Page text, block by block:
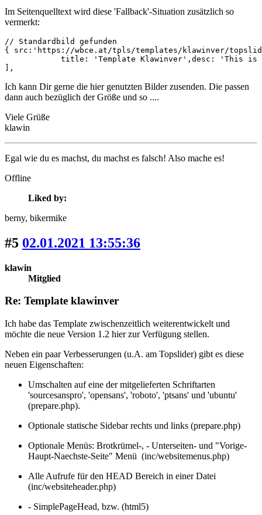
Im Seitenquelltext wird diese 'Fallback'-Situation zusätzlich so
vermerkt:
// Standardbild gefunden
{ src:'https://wbce.at/tpls/templates/klawinver/
title: 'Template Klawinver',desc: 'This
],
Ich kann Dir gerne die hier genutzten Bilder zusenden. Die passen
dann auch bezüglich der Größe und so ....
Viele Grüße
klawin
Egal wie du es machst, du machst es falsch! Also mache es!
Offline
Liked by:
berny, bikermike
#5 02.01.2021 13:55:36
klawin
Mitglied
Re: Template klawinver
Ich habe das Template zwischenzeitlich weiterentwickelt und
möchte die neue Version 1.2 hier zur Verfügung stellen.
Neben ein paar Verbesserungen (u.A. am Topslider) gibt es diese
neuen Eigenschaften:
Umschalten auf eine der mitgelieferten Schriftarten
'sourcesanspro', 'opensans', 'roboto', 'ptsans' und 'ubuntu'
(prepare.php).
Optionale statische Sidebar rechts und links (prepare.php)
Optionale Menüs: Brotkrümel-, - Unterseiten- und "Vorige-
Haupt-Naechste-Seite" Menü (inc/websitemenus.php)
Alle Aufrufe für den HEAD Bereich in einer Datei
(inc/websiteheader.php)
- SimplePageHead, bzw. (html5)